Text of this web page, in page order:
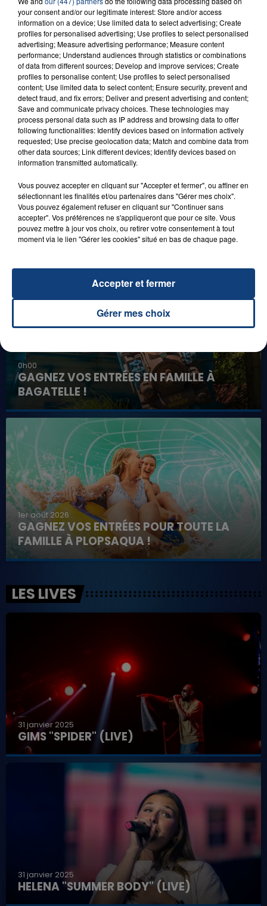
D'AUTRES JEUX
29 août 2025
LE MOT CASH !
0h00
GAGNEZ VOS ENTRÉES EN FAMILLE À
BAGATELLE !
1er août 2026
GAGNEZ VOS ENTRÉES POUR TOUTE LA
FAMILLE À PLOPSAQUA !
LES LIVES
31 janvier 2025
GIMS "SPIDER" (LIVE)
31 janvier 2025
HELENA "SUMMER BODY" (LIVE)
your consent and/or our legitimate interest: Store and/or access
information on a device; Use limited data to select advertising; Create
profiles for personalised advertising; Use profiles to select personalised
advertising; Measure advertising performance; Measure content
performance; Understand audiences through statistics or combinations
of data from different sources; Develop and improve services; Create
profiles to personalise content; Use profiles to select personalised
content; Use limited data to select content; Ensure security, prevent and
detect fraud, and fix errors; Deliver and present advertising and content;
Save and communicate privacy choices. These technologies may
process personal data such as IP address and browsing data to offer
following functionalities: Identify devices based on information actively
requested; Use precise geolocation data; Match and combine data from
other data sources; Link different devices; Identify devices based on
information transmitted automatically.
Vous pouvez accepter en cliquant sur "Accepter et fermer", ou affiner en
sélectionnant les finalités et/ou partenaires dans "Gérer mes choix".
Vous pouvez également refuser en cliquant sur "Continuer sans
accepter". Vos préférences ne s'appliqueront que pour ce site. Vous
pouvez mettre à jour vos choix, ou retirer votre consentement à tout
moment via le lien "Gérer les cookies" situé en bas de chaque page.
Gérer mes choix
Accepter et fermer